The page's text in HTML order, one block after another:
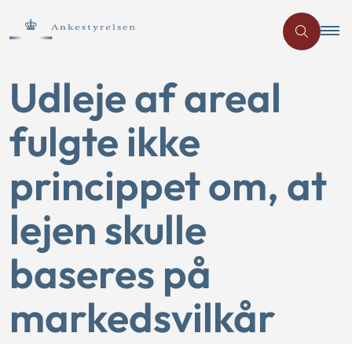
Udleje af areal
fulgte ikke
princippet om, at
lejen skulle
baseres på
markedsvilkår